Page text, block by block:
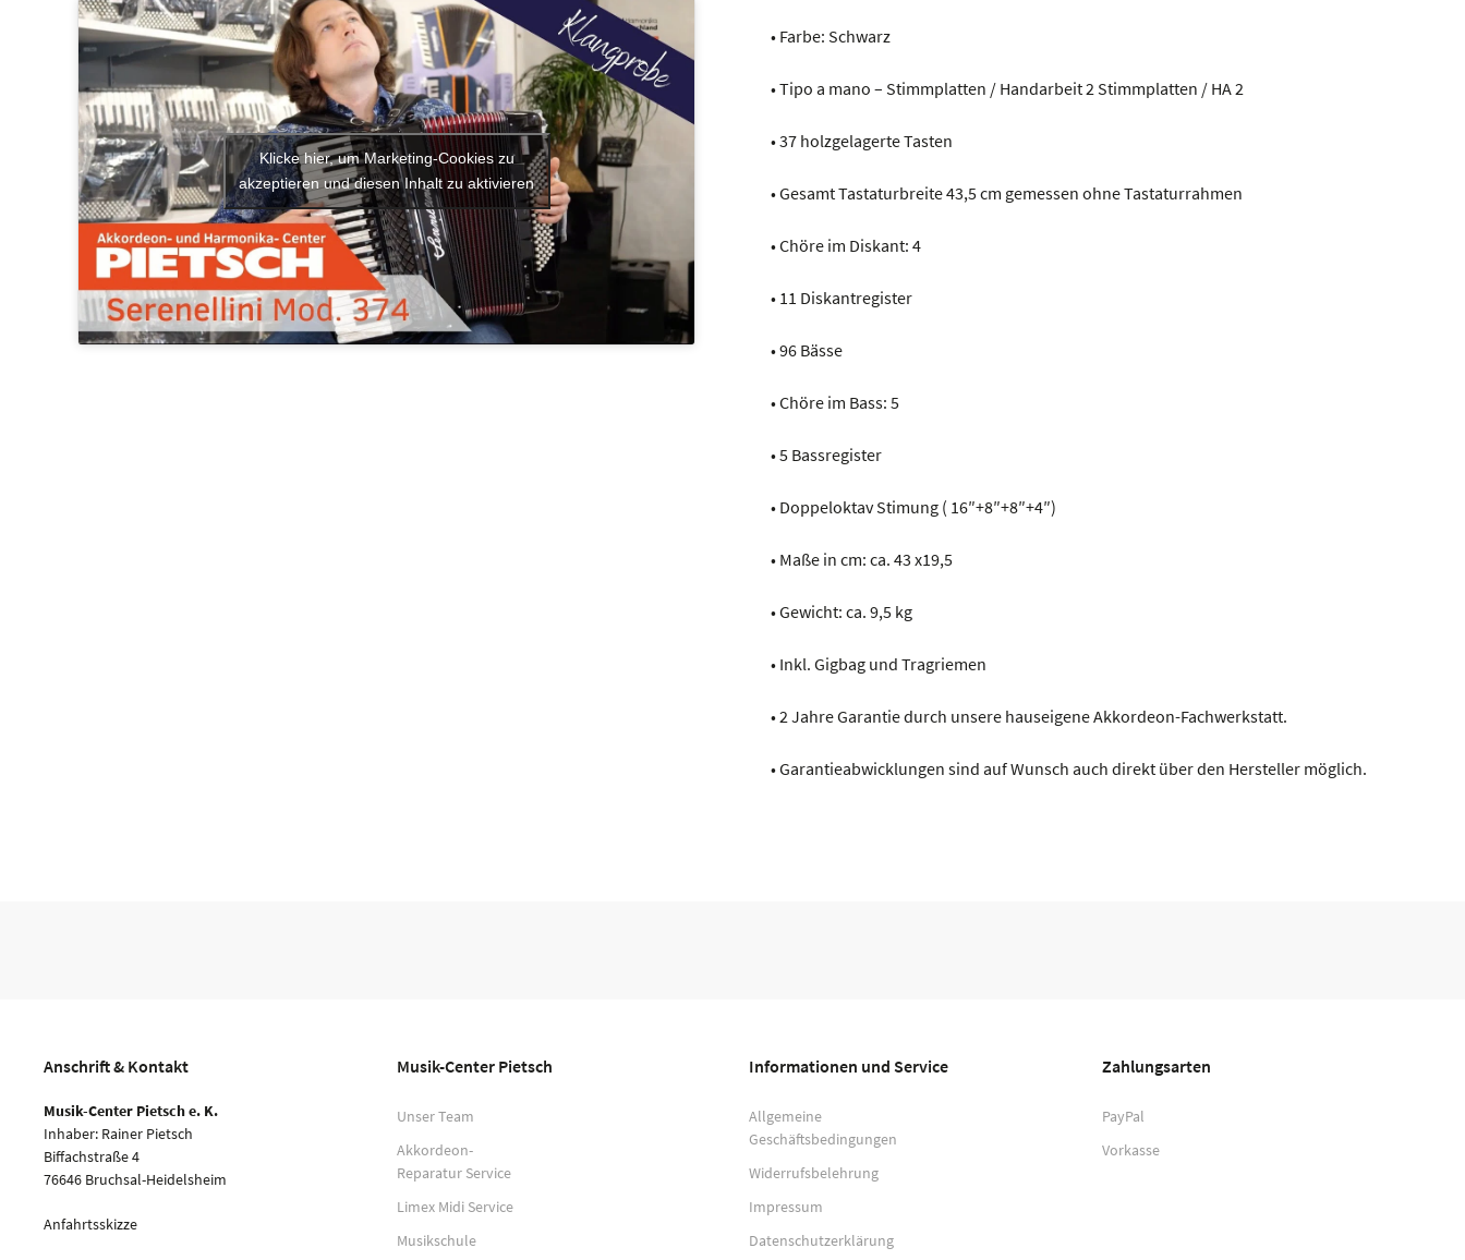
Klicke hier, um Marketing-Cookies zu
akzeptieren und diesen Inhalt zu aktivieren
• Farbe: Schwarz
• Tipo a mano – Stimmplatten / Handarbeit 2 Stimmplatten / HA 2
• 37 holzgelagerte Tasten
• Gesamt Tastaturbreite 43,5 cm gemessen ohne Tastaturrahmen
• Chöre im Diskant: 4
• 11 Diskantregister
• 96 Bässe
• Chöre im Bass: 5
• 5 Bassregister
• Doppeloktav Stimung ( 16″+8″+8″+4″)
• Maße in cm: ca. 43 x19,5
• Gewicht: ca. 9,5 kg
• Inkl. Gigbag und Tragriemen
• 2 Jahre Garantie durch unsere hauseigene Akkordeon-Fachwerkstatt.
• Garantieabwicklungen sind auf Wunsch auch direkt über den Hersteller möglich.
Anschrift & Kontakt
Musik-Center Pietsch e. K.
Inhaber: Rainer Pietsch
Biffachstraße 4
76646 Bruchsal-Heidelsheim
Anfahrtsskizze
Musik-Center Pietsch
Unser Team
Akkordeon-
Reparatur Service
Limex Midi Service
Musikschule
Informationen und Service
Allgemeine
Geschäftsbedingungen
Widerrufsbelehrung
Impressum
Datenschutzerklärung
Zahlungsarten
PayPal
Vorkasse